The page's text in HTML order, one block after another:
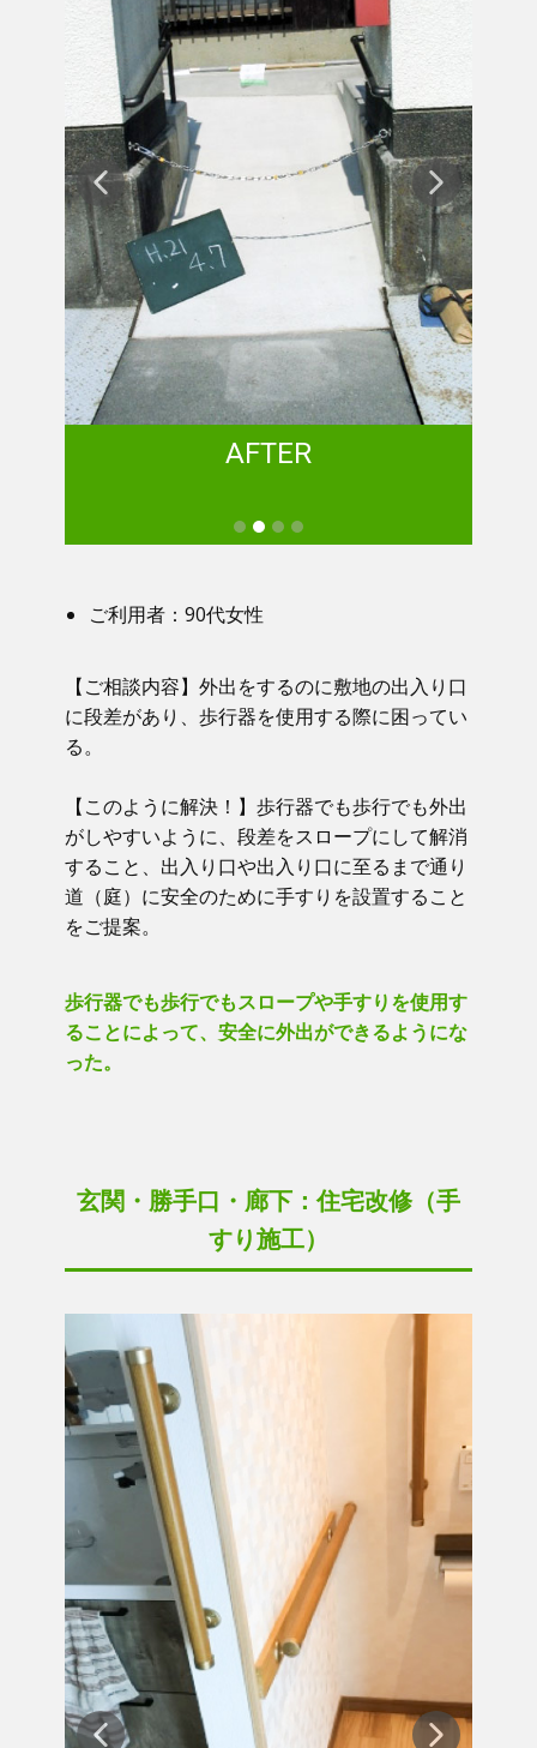
AFTER
ご利用者：​90代女性
【ご相談内容】​​ 外出をするのに敷地の出入り口
に段差があり、歩行器を使用する際に困ってい
る。
【このように解決！】​​ 歩行器でも歩行でも外出
がしやすいように、段差をスロープにして解消
すること、出入り口や出入り口に至るまで通り
道（庭）に安全のために手すりを設置すること
をご提案。
歩行器でも歩行でもスロープや手すりを使用す
ることによって、安全に外出ができるようにな
った。
玄関・勝手口・廊下：住宅改修（手
すり施工）